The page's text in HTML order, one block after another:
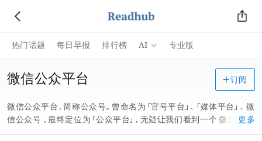
热门话题 每日早报 排行榜 AI 专业版
微信公众平台
微信公众平台，简称公众号。曾命名为「官号平台」、「媒体平台」、 微
信公众号 ，最终定位为「公众平台」，无疑让我们看到一个 微信 对后
续更大的期望。 利用公众账号平台进行自媒体活动，简单来说就是进
更多
订阅